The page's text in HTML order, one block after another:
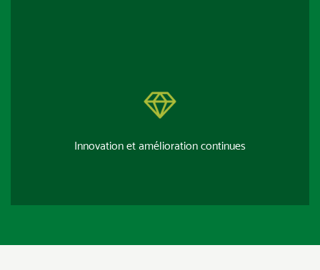
Innovation et amélioration continues